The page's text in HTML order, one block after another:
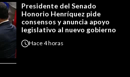
Presidente del Senado
Honorio Henríquez pide
consensos y anuncia apoyo
legislativo al nuevo gobierno
Hace4 horas